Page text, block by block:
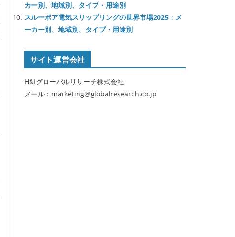
カー別、地域別、タイプ・用途別
スルーボア電気スリップリングの世界市場2025：メ
ーカー別、地域別、タイプ・用途別
サイト運営会社
H&Iグローバルリサーチ株式会社
メール：marketing@globalresearch.co.jp